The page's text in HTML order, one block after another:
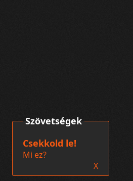
Szövetségek
Csekkold le!
Mi ez?
X